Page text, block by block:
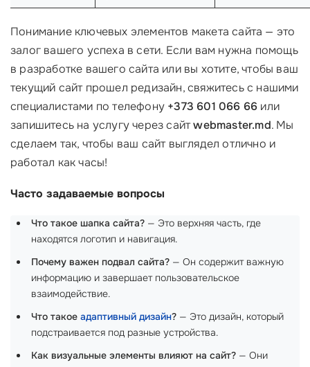
Понимание ключевых элементов макета сайта — это
залог вашего успеха в сети. Если вам нужна помощь
в разработке вашего сайта или вы хотите, чтобы ваш
текущий сайт прошел редизайн, свяжитесь с нашими
специалистами по телефону +373 601 066 66 или
запишитесь на услугу через сайтwebmaster.md. Мы
сделаем так, чтобы ваш сайт выглядел отлично и
работал как часы!
Часто задаваемые вопросы
Что такое шапка сайта? — Это верхняя часть, где
находятся логотип и навигация.
Почему важен подвал сайта? — Он содержит важную
информацию и завершает пользовательское
взаимодействие.
Что такое адаптивный дизайн? — Это дизайн, который
подстраивается под разные устройства.
Как визуальные элементы влияют на сайт? — Они